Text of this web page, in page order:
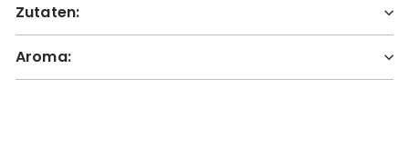
Zutaten:
Aroma: